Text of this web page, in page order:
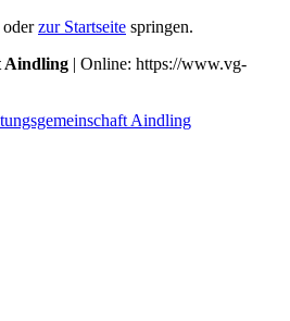
oderzur Startseite springen.
Aindling | Online: https://www.vg-